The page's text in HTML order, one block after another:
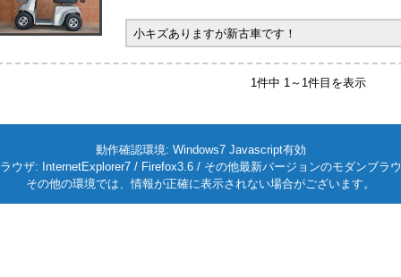
小キズありますが新古車です！
1件中 1～1件目を表示
動作確認環境: Windows7 Javascript有効
ウザ: InternetExplorer7 / Firefox3.6 / その他最新バージョンのモダンブラ
その他の環境では、情報が正確に表示されない場合がございます。